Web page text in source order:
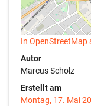
In OpenStreetMap
Autor
Marcus Scholz
Erstellt am
Montag, 17. Mai